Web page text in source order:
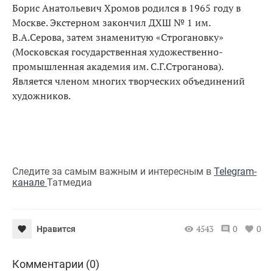
Борис Анатольевич Хромов родился в 1965 году в
Москве. Экстерном закончил ДХШ № 1 им.
В.А.Серова, затем знаменитую «Строгановку»
(Московская государственная художественно-
промышленная академия им. С.Г.Строганова).
Является членом многих творческих объединений
художников.
Следите за самым важным и интересным в Telegram-
канале Татмедиа
Нравится 4543 0 0
Комментарии (0)